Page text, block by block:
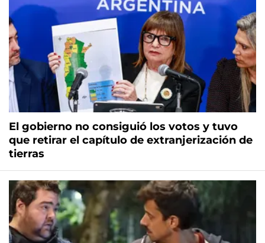
El gobierno no consiguió los votos y tuvo
que retirar el capítulo de extranjerización de
tierras